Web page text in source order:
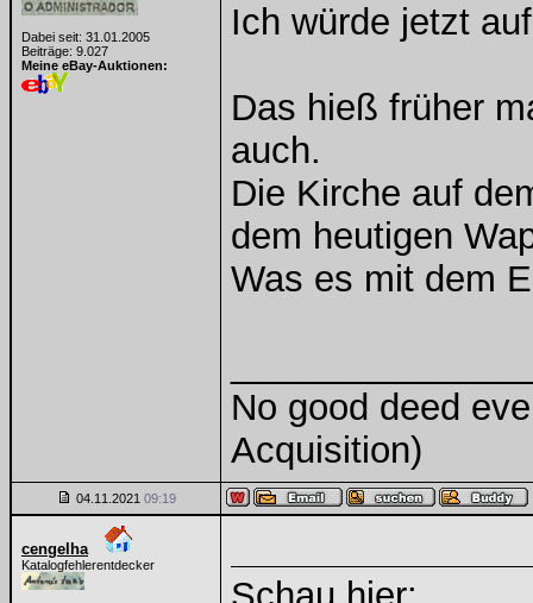
Dabei seit: 31.01.2005
Beiträge: 9.027
Meine eBay-Auktionen:
Ich würde jetzt
Das hieß früher
auch.
Die Kirche auf
dem heutigen
Was es mit dem
No good deed
Acquisition)
04.11.2021 09:19
cengelha
Katalogfehlerentdecker